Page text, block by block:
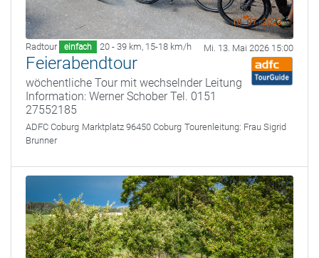
Radtour einfach 20 - 39 km, 15-18 km/h Mi. 13. Mai 2026 15:00
Feierabendtour
wöchentliche Tour mit wechselnder Leitung
Information: Werner Schober Tel. 0151
27552185
ADFC Coburg Marktplatz 96450 Coburg Tourenleitung: Frau Sigrid
Brunner